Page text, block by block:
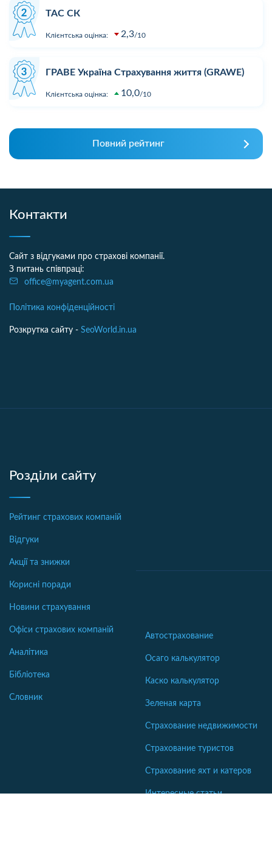
ТАС СК
Клієнтська оцінка: 2,3 10
ГРАВЕ Україна Страхування життя (GRAWE)
Клієнтська оцінка: 10,0 10
Повний рейтинг
Контакти
Сайт з відгуками про страхові компанії.
З питань співпраці:
office@myagent.com.ua
Політика конфіденційності
Розкрутка сайту - SeoWorld.in.ua
Розділи сайту
Рейтинг страхових компаній
Відгуки
Акції та знижки
Корисні поради
Новини страхування
Офіси страхових компаній
Аналітика
Бібліотека
Словник
Автострахование
Осаго калькулятор
Каско калькулятор
Зеленая карта
Страхование недвижимости
Страхование туристов
Страхование яхт и катеров
Интересные статьи